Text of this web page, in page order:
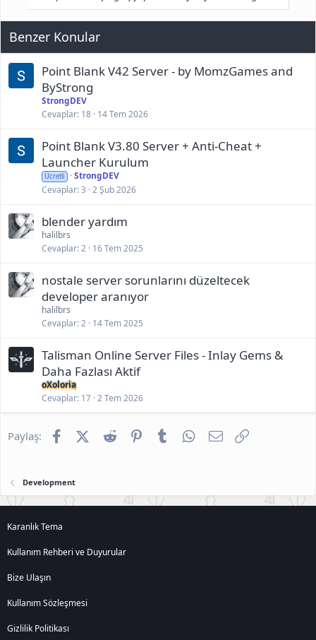
Ekli dosyayı görüntüle 204
Ekli dosyayı görüntüle 205
Benzer Konular
Point Blank V42 Server - by MomzGames and
ByStrong
StrongDEV
Cevaplar 18 14 Tem 2026
Point Blank V3.80 Server + Anti-Cheat +
Launcher Kurulum
Ücretli
StrongDEV
Cevaplar 3 2 Şub 2026
blender yardım
halilbrs
Cevaplar 2 16 Tem 2025
nostale server sorunlarını düzeltecek
developer aranıyor
halilbrs
Cevaplar 2 14 Tem 2025
Talisman Online Server Files - Inlay Gems &
Daha Fazlası Aktif
oXoloria
Cevaplar 17 2 Tem 2026
Paylaş: FacebookX (Twitter)
Reddit PinterestTumblr WhatsApp
E-posta
Development
Karanlık Tema
Kullanım Rehberi ve Duyurular
Bize Ulaşın
Kullanım Sözleşmesi
Gizlilik Politikası